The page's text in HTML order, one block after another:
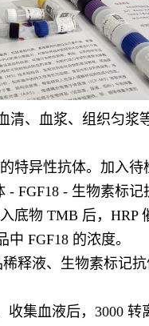
、血浆、组织匀浆
特异性抗体。加入
FGF18 - 生物素标
底物 TMB 后，HRP
FGF18 的浓度。
释液、生物素标记
集血液后，3000